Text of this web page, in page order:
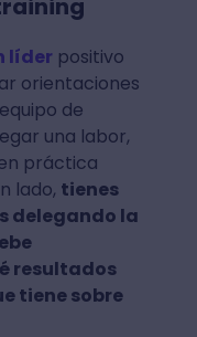
líder positivo
orientaciones
de
una labor,
práctica
lado, tienes
delegando la
resultados
tiene sobre